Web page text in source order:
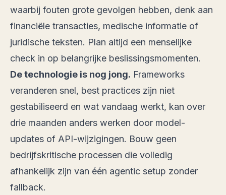
waarbij fouten grote gevolgen hebben, denk aan
financiële transacties, medische informatie of
juridische teksten. Plan altijd een menselijke
check in op belangrijke beslissingsmomenten.
De technologie is nog jong. Frameworks
veranderen snel, best practices zijn niet
gestabiliseerd en wat vandaag werkt, kan over
drie maanden anders werken door model-
updates of API-wijzigingen. Bouw geen
bedrijfskritische processen die volledig
afhankelijk zijn van één agentic setup zonder
fallback.